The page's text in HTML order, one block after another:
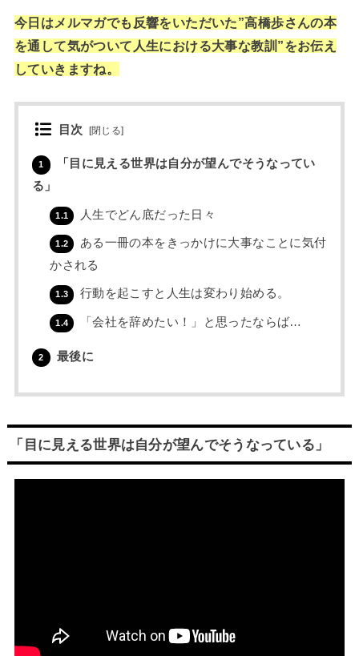
今日はメルマガでも反響をいただいた”高橋歩さんの本
を通して気がついて人生における大事な教訓”をお伝え
していきますね。
目次 [閉じる]
1
「目に見える世界は自分が望んでそうなってい
る」
1.1 人生でどん底だった日々
1.2
ある一冊の本をきっかけに大事なことに気付
かされる
1.3 行動を起こすと人生は変わり始める。
1.4 「会社を辞めたい！」と思ったならば…
2 最後に
「目に見える世界は自分が望んでそうなっている」